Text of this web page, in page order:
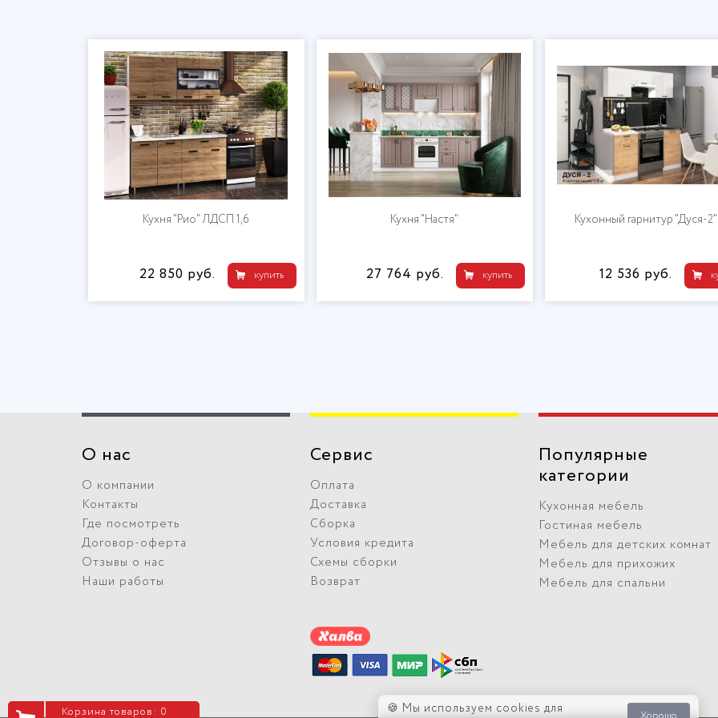
Кухонный гарнитур "Дуся" 2,0 Дуб
купить
19 774 руб.
Кухня "Рио" ЛДСП 1,6
купить
22 850 руб.
Кухня "Настя"
купить
27 764 руб.
О нас
О компании
Контакты
Где посмотреть
Договор-оферта
Отзывы о нас
Наши работы
Сервис
Оплата
Доставка
Сборка
Условия кредита
Схемы сборки
Возврат
Популярные
категории
Кухонная мебель
Гостиная мебель
Мебель для детских комнат
Мебель для прихожих
Мебель для спальни
Корзина товаров: 0
🍪 Мы используем cookies для